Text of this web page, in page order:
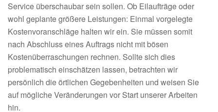
Service überschaubar sein sollen. Ob Eilaufträge oder
wohl geplante größere Leistungen: Einmal vorgelegte
Kostenvoranschläge halten wir ein. Sie müssen somit
nach Abschluss eines Auftrags nicht mit bösen
Kostenüberraschungen rechnen. Sollte sich dies
problematisch einschätzen lassen, betrachten wir
persönlich die örtlichen Gegebenheiten und weisen Sie
auf mögliche Veränderungen vor Start unserer Arbeiten
hin.